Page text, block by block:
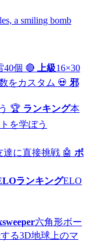
40個 🔴 上級16×30
をカスタム 💀 邪
🏆 ランキング本
を学ぼう
達に直接挑戦 🤖 ボ
ランキングELO
六角形ボー
る3D地球上のマ